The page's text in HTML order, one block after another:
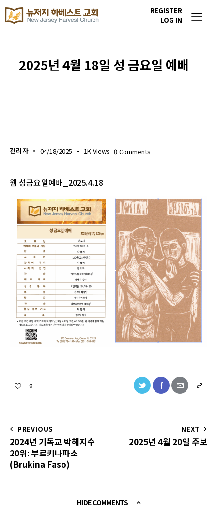
REGISTER
LOG IN
2025년 4월 18일 성 금요일 예배
관리자 04/18/2025 1K Views 0 Comments
웹 성금요일예배_2025.4.18
0
PREVIOUS
2024년 기독교 박해지수
20위: 부르키나파소
(Brukina Faso)
NEXT
2025년 4월 20일 주보
HIDE COMMENTS